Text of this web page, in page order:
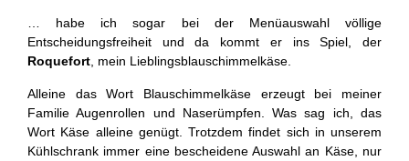
… habe ich sogar bei der Menüauswahl völlige
Entscheidungsfreiheit und da kommt er ins Spiel, der
Roquefort , mein Lieblingsblauschimmelkäse.
Alleine das Wort Blauschimmelkäse erzeugt bei meiner
Familie Augenrollen und Naserümpfen. Was sag ich, das
Wort Käse alleine genügt. Trotzdem findet sich in unserem
Kühlschrank immer eine bescheidene Auswahl an Käse, nur